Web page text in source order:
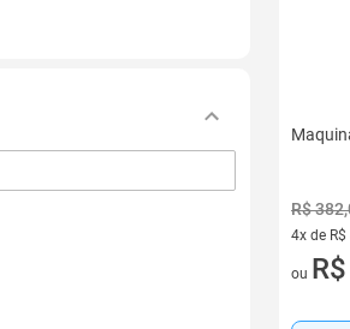
R$
4x de
4 vez
ou